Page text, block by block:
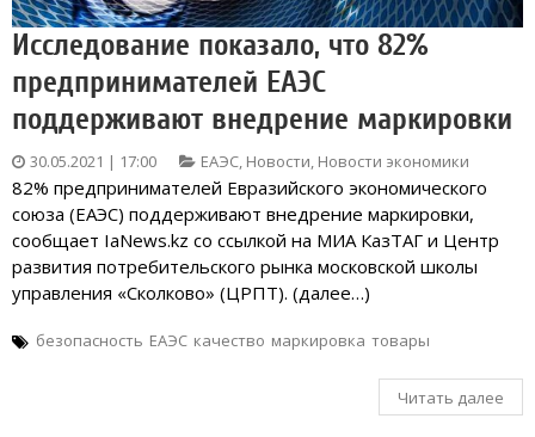
Исследование показало, что 82%
предпринимателей ЕАЭС
поддерживают внедрение маркировки
30.05.2021 | 17:00 ЕАЭС, Новости, Новости экономики
82% предпринимателей Евразийского экономического
союза (ЕАЭС) поддерживают внедрение маркировки,
сообщает IaNews.kz со ссылкой на МИА КазТАГ и Центр
развития потребительского рынка московской школы
управления «Сколково» (ЦРПТ). (далее…)
безопасность ЕАЭС качество маркировка товары
Читать далее